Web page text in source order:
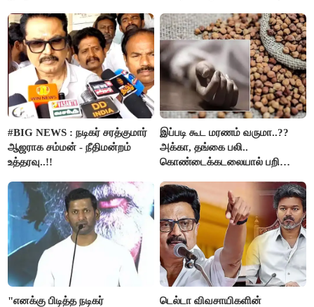
கைது..!!
#BIG NEWS : நடிகர் சரத்குமார்
ஆஜராக சம்மன் - நீதிமன்றம்
உத்தரவு..!!
இப்படி கூட மரணம் வருமா..??
அக்கா, தங்கை பலி..
கொண்டைக்கடலையால் பறிபோன
"எனக்கு பிடித்த நடிகர்
டெல்டா விவசாயிகளின்